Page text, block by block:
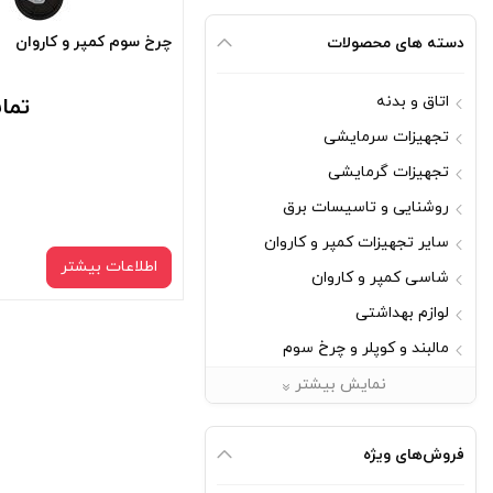
دسته های محصولات
اتاق و بدنه
تجهیزات سرمایشی
تجهیزات گرمایشی
روشنایی و تاسیسات برق
سایر تجهیزات کمپر و کاروان
شاسی کمپر و کاروان
لوازم بهداشتی
مالبند و کوپلر و چرخ سوم
نمایش بیشتر
فروش‌های ویژه
چرخ سوم کمپر و کاروان
اطلاعات بیشتر